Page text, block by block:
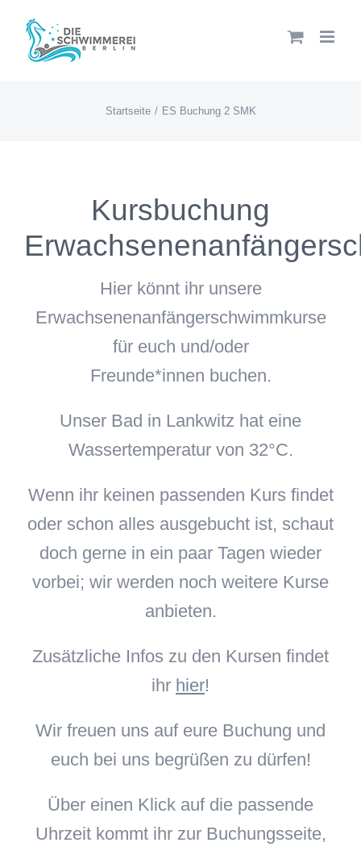
Zum
Inhalt
Startseite ES Buchung 2 SMK
Kursbuchung
Hier könnt ihr unsere
Erwachsenenanfängerschwimmkurse
für euch und/oder
Freunde*innen buchen.
Unser Bad in Lankwitz hat eine
Wassertemperatur von 32°C.
Wenn ihr keinen passenden Kurs findet
oder schon alles ausgebucht ist, schaut
doch gerne in ein paar Tagen wieder
vorbei; wir werden noch weitere Kurse
anbieten.
Zusätzliche Infos zu den Kursen findet
ihr hier!
Wir freuen uns auf eure Buchung und
euch bei uns begrüßen zu dürfen!
Über einen Klick auf die passende
Uhrzeit kommt ihr zur Buchungsseite,